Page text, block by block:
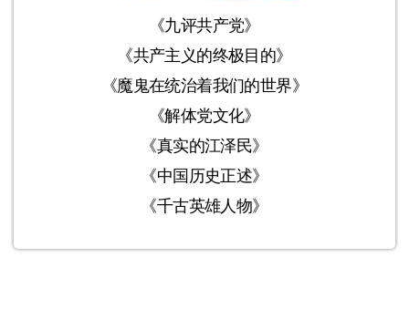
《九评共产党》
《共产主义的终极目的》
《魔鬼在统治着我们的世界》
《解体党文化》
《真实的江泽民》
《中国历史正述》
《千古英雄人物》